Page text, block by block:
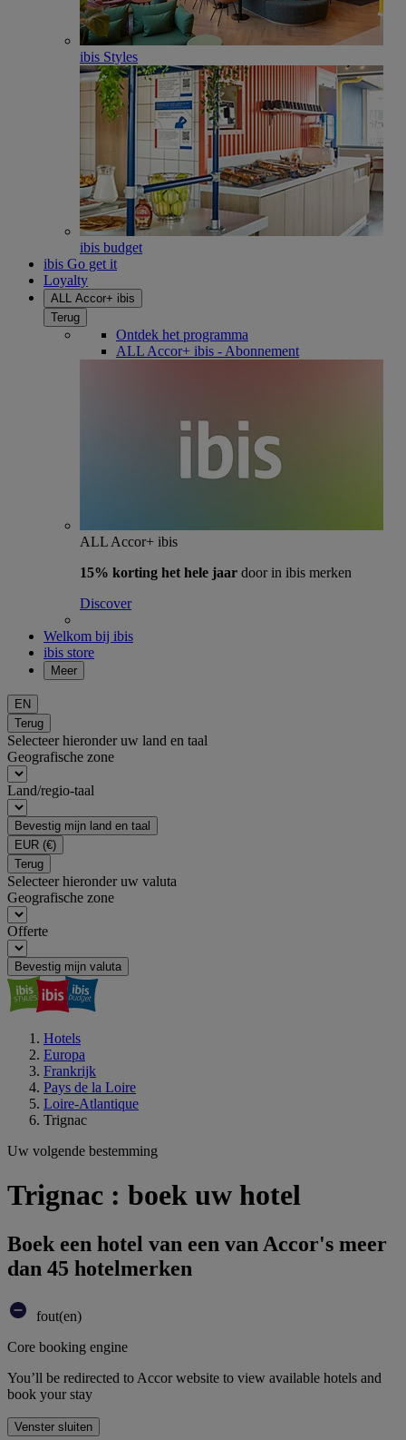
ibis Styles
ibis budget
ibis Go get it
Loyalty
ALL Accor+ ibis
Terug
Ontdek het programma
ALL Accor+ ibis - Abonnement
ALL Accor+ ibis
15% korting het hele jaar door in ibis merken
Discover
Welkom bij ibis
ibis store
Meer
EN
Terug
Selecteer hieronder uw land en taal
Geografische zone
Land/regio-taal
Bevestig mijn land en taal
EUR (€)
Terug
Selecteer hieronder uw valuta
Geografische zone
Offerte
Bevestig mijn valuta
Hotels
Europa
Frankrijk
Pays de la Loire
Loire-Atlantique
Trignac
Uw volgende bestemming
Trignac : boek uw hotel
Boek een hotel van een van Accor's meer
dan 45 hotelmerken
fout(en)
Core booking engine
You’ll be redirected to Accor website to view available hotels and
book your stay
Venster sluiten